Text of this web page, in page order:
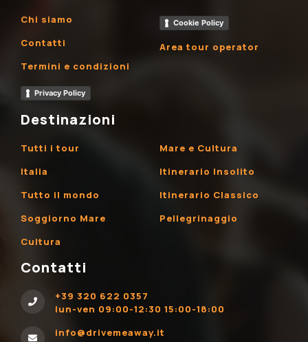
Chi siamo
Contatti
Termini e condizioni
Privacy Policy
Cookie Policy
Area tour operator
Destinazioni
Tutti i tour
Italia
Tutto il mondo
Soggiorno Mare
Cultura
Mare e Cultura
Itinerario Insolito
Itinerario Classico
Pellegrinaggio
Contatti
+39 320 622 0357
lun-ven 09:00-12:30 15:00-18:00
info@drivemeaway.it